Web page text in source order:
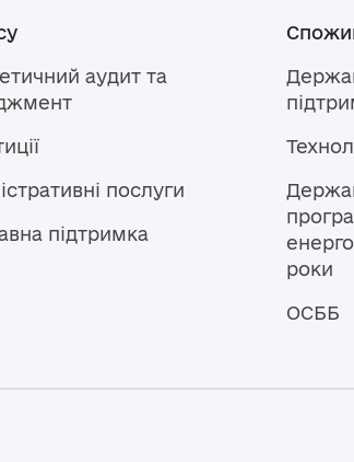
аудит та
послуги
підтримка
роки
ОСББ